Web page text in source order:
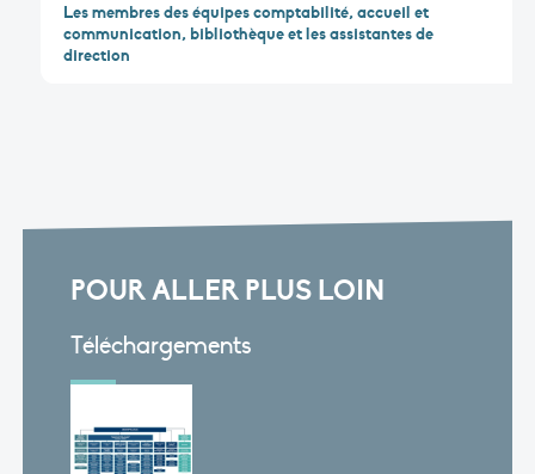
Les membres des équipes comptabilité, accueil et
communication, bibliothèque et les assistantes de
direction
POUR ALLER PLUS LOIN
Téléchargements